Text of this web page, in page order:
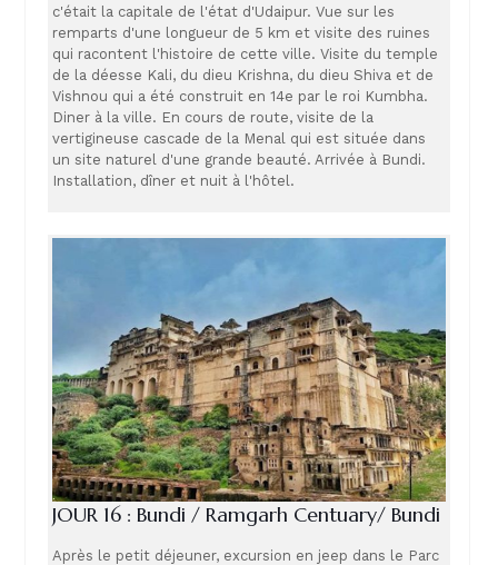
c'était la capitale de l'état d'Udaipur. Vue sur les
remparts d'une longueur de 5 km et visite des ruines
qui racontent l'histoire de cette ville. Visite du temple
de la déesse Kali, du dieu Krishna, du dieu Shiva et de
Vishnou qui a été construit en 14e par le roi Kumbha.
Diner à la ville. En cours de route, visite de la
vertigineuse cascade de la Menal qui est située dans
un site naturel d'une grande beauté. Arrivée à Bundi.
Installation, dîner et nuit à l'hôtel.
JOUR 16 : Bundi / Ramgarh Centuary/ Bundi
Après le petit déjeuner, excursion en jeep dans le Parc